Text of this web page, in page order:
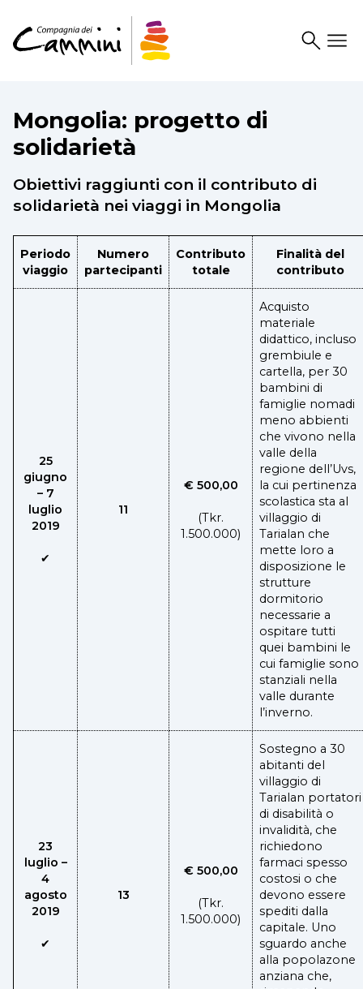
SearchDrawer
Mongolia: progetto di
solidarietà
Obiettivi raggiunti con il contributo di
solidarietà nei viaggi in Mongolia
Periodo
viaggio
Numero
partecipanti
Contributo
totale
Finalità del
contributo
25
giugno
– 7
luglio
2019
✔
11
€ 500,00
(Tkr.
1.500.000)
Acquisto
materiale
didattico, incluso
grembiule e
cartella, per 30
bambini di
famiglie nomadi
meno abbienti
che vivono nella
valle della
regione dell’Uvs,
la cui pertinenza
scolastica sta al
villaggio di
Tarialan che
mette loro a
disposizione le
strutture
dormitorio
necessarie a
ospitare tutti
quei bambini le
cui famiglie sono
stanziali nella
valle durante
l’inverno.
23
luglio –
4
agosto
2019
✔
13
€ 500,00
(Tkr.
1.500.000)
Sostegno a 30
abitanti del
villaggio di
Tarialan portatori
di disabilità o
invalidità, che
richiedono
farmaci spesso
costosi o che
devono essere
spediti dalla
capitale. Uno
sguardo anche
alla popolazone
anziana che,